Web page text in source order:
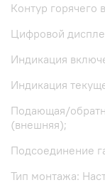
Контур горячего
Цифровой
Индикация
Индикация
Подающая/
(внешняя);
Подсоединение
Тип монтажа: